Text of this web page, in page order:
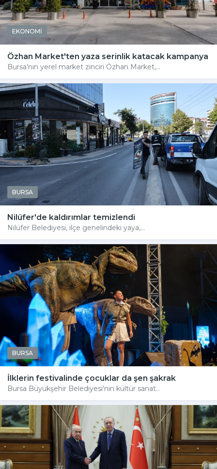
EKONOMİ
Özhan Market'ten yaza serinlik katacak kampanya
Bursa'nın yerel market zinciri Özhan Market,...
BURSA
Nilüfer'de kaldırımlar temizlendi
Nilüfer Belediyesi, ilçe genelindeki yaya,...
BURSA
İlklerin festivalinde çocuklar da şen şakrak
Bursa Büyükşehir Belediyesi'nin kültür sanat...